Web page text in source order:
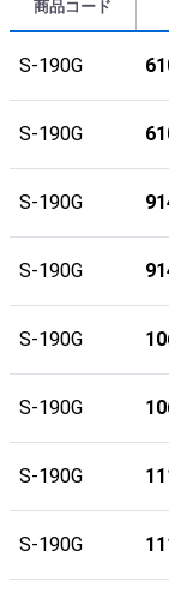
商品コード
S-190G
S-190G
S-190G
S-190G
S-190G
S-190G
S-190G
S-190G